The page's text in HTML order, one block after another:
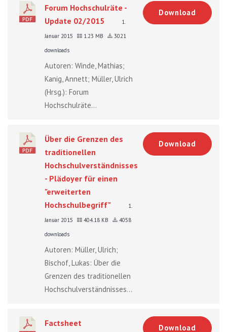
Forum Hochschulräte -
Update 02/2015
1.
Januar 2015
1.23 MB
3021
downloads
Autoren: Winde, Mathias;
Kanig, Annett; Müller, Ulrich
(Hrsg.): Forum
Hochschulräte...
Download
Über die Grenzen des
traditionellen
Hochschulverständnisses
- Plädoyer für einen
"erweiterten
Hochschulbegriff"
1.
Januar 2015
404.18 KB
4058
downloads
Autoren: Müller, Ulrich;
Bischof, Lukas: Über die
Grenzen des traditionellen
Hochschulverständnisses...
Download
Factsheet
Download